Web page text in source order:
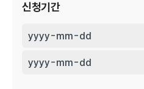
신청기간